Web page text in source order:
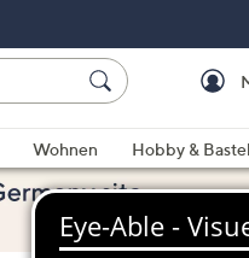
Wohnen Hobby &